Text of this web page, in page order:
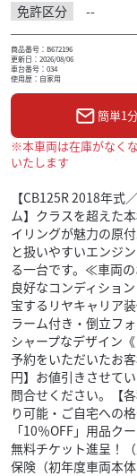
免許区分
--
商品番号：B672196
更新日：2026/08/06
車台番号：034
使用歴：自家用
簡単1
※本車両は在庫がなく
いたします
【CB125R 2018年
ム】クラスを超えた
イリングが魅力の原
と扱いやすいエンジ
る一台です。≪車両
良好なコンディショ
宝するリヤキャリア
ラーム付き・倒立フ
シャープなデザイン
予約をいただいたお
円】お値引きさせて
問合せください。【
り可能・ご自宅への
「10％OFF」用品ク
無料チケット進呈！
保険（初年度車両本